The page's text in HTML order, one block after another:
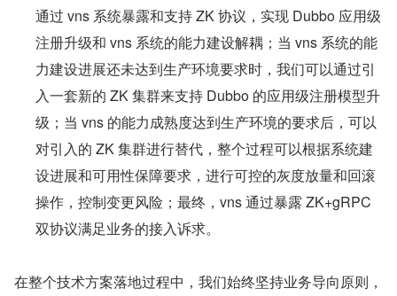
通过 vns 系统暴露和支持 ZK 协议，实现 Dubbo 应用级
注册升级和 vns 系统的能力建设解耦；当 vns 系统的能
力建设进展还未达到生产环境要求时，我们可以通过引
入一套新的 ZK 集群来支持 Dubbo 的应用级注册模型升
级；当 vns 的能力成熟度达到生产环境的要求后，可以
对引入的 ZK 集群进行替代，整个过程可以根据系统建
设进展和可用性保障要求，进行可控的灰度放量和回滚
操作，控制变更风险；最终，vns 通过暴露 ZK+gRPC
双协议满足业务的接入诉求。
在整个技术方案落地过程中，我们始终坚持业务导向原则，